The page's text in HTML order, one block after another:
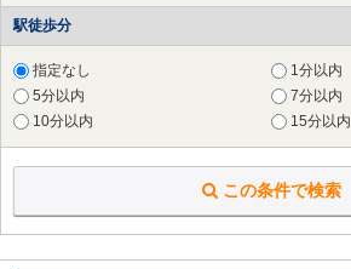
駅徒歩分
指定なし
1分以内
5分以内
7分以内
10分以内
15分以内
この条件で検索